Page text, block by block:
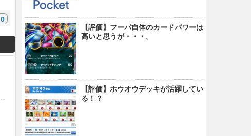
0
【評価】フーパ自体のカードパワーは
高いと思うが・・・。
【評価】ホウオウデッキが活躍してい
る！？